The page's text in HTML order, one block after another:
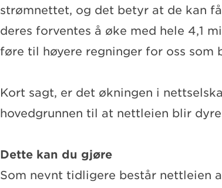
strømnettet, og det betyr at de kan
deres forventes å øke med hele 4,1
føre til høyere regninger for oss som
Kort sagt, er det økningen i
hovedgrunnen til at nettleien blir
Dette kan du gjøre
Som nevnt tidligere består nettleien